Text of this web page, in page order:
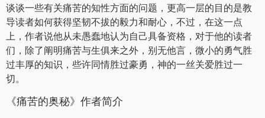
谈谈一些有关痛苦的知性方面的问题，更高一层的目的是教
导读者如何获得坚韧不拔的毅力和耐心，不过，在这一点
上，作者说他从未愚蠢地认为自己具备资格，对于他的读者
们，除了阐明痛苦与生俱来之外，别无他言，微小的勇气胜
过丰厚的知识，些许同情胜过豪勇，神的一丝关爱胜过一
切。
《痛苦的奥秘》作者简介